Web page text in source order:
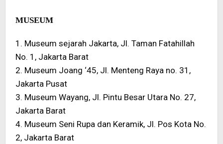
MUSEUM
1. Museum sejarah Jakarta, Jl. Taman Fatahillah
No. 1, Jakarta Barat
2. Museum Joang ‘45, Jl. Menteng Raya no. 31,
Jakarta Pusat
3. Museum Wayang, Jl. Pintu Besar Utara No. 27,
Jakarta Barat
4. Museum Seni Rupa dan Keramik, Jl. Pos Kota No.
2, Jakarta Barat